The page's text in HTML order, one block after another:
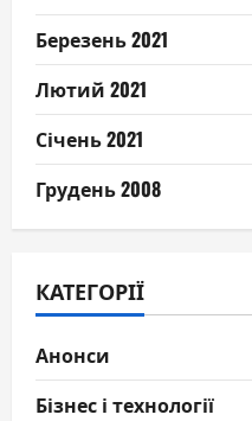
Березень 2021
Лютий 2021
Січень 2021
Грудень 2008
КАТЕГОРІЇ
Анонси
Бізнес і технології